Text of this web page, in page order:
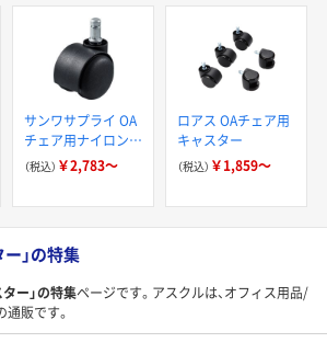
サンワサプライ OA
チェア用ナイロンキ
ャスター
（税込） ￥2,783～
ロアス OAチェア用
キャスター
（税込） ￥1,859～
」の特集
ー」の特集ページです。アスクルは、オフィス用品/
販です。